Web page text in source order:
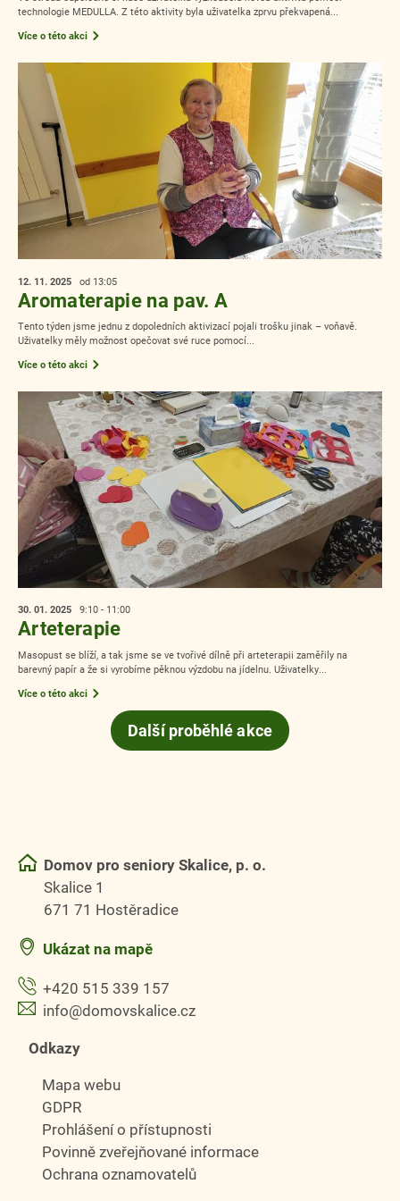
technologie MEDULLA. Z této aktivity byla uživatelka zprvu překvapená...
Více o této akci
12. 11. 2025 od 13:05
Aromaterapie na pav. A
Tento týden jsme jednu z dopoledních aktivizací pojali trošku jinak – voňavě.
Uživatelky měly možnost opečovat své ruce pomocí...
Více o této akci
30. 01. 2025 9:10 - 11:00
Arteterapie
Masopust se blíží, a tak jsme se ve tvořivé dílně při arteterapii zaměřily na
barevný papír a že si vyrobíme pěknou výzdobu na jídelnu. Uživatelky...
Více o této akci
Další proběhlé akce
Domov pro seniory Skalice, p. o.
Skalice 1
671 71 Hostěradice
Ukázat na mapě
+420 515 339 157
info@domovskalice.cz
Odkazy
Mapa webu
GDPR
Prohlášení o přístupnosti
Povinně zveřejňované informace
Ochrana oznamovatelů